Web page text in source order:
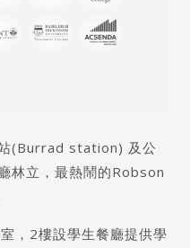
(Burrad station) 及公
林立，最熱鬧的Robson
，2樓設學生餐廳提供學